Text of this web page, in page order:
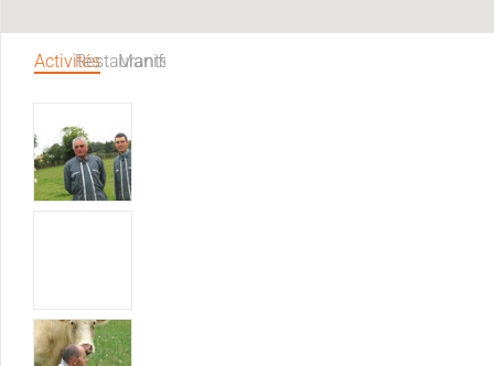
ActivitésRestaurantsManifestations